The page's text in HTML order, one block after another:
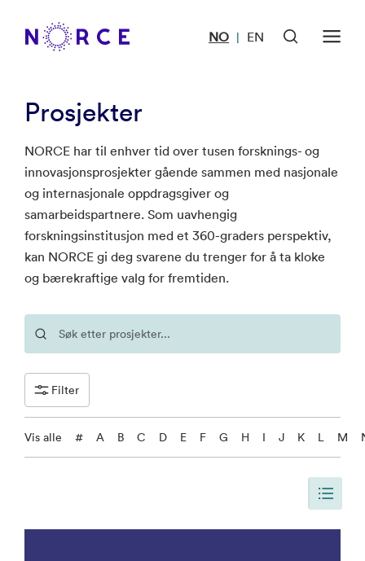
NO | EN
Prosjekter
NORCE har til enhver tid over tusen forsknings- og
innovasjonsprosjekter gående sammen med nasjonale
og internasjonale oppdragsgiver og
samarbeidspartnere. Som uavhengig
forskningsinstitusjon med et 360-graders perspektiv,
kan NORCE gi deg svarene du trenger for å ta kloke
og bærekraftige valg for fremtiden.
Filter
Vis alle # A B C D E F G H I J K L M